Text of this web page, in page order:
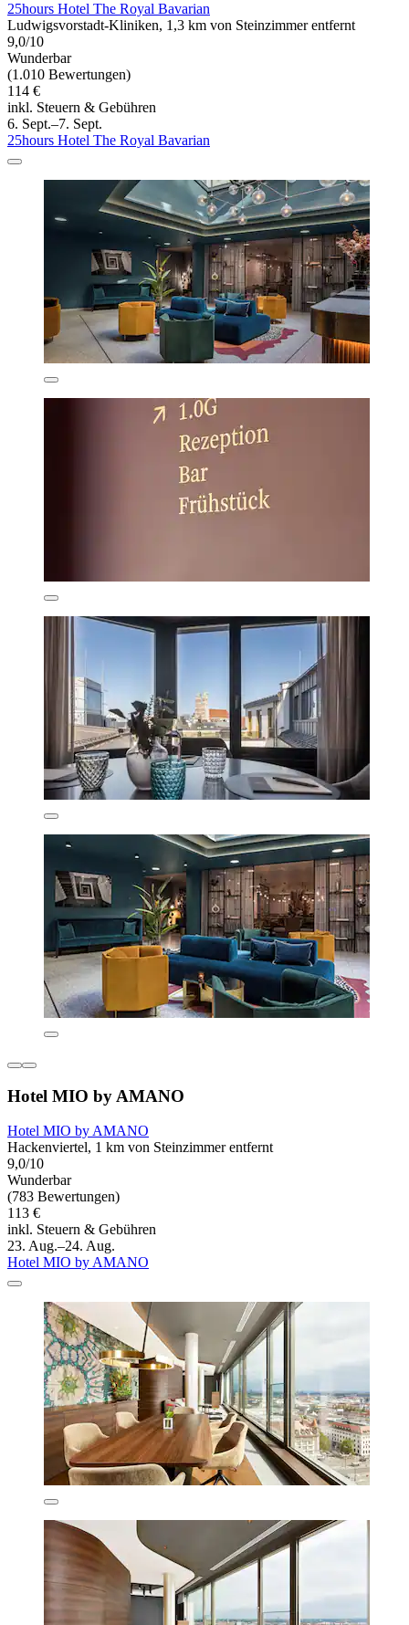
25hours Hotel The Royal Bavarian
Ludwigsvorstadt-Kliniken, 1,3 km von Steinzimmer entfernt
9,0/10
Wunderbar
(1.010 Bewertungen)
114 €
inkl. Steuern & Gebühren
6. Sept.–7. Sept.
25hours Hotel The Royal Bavarian
Hotel MIO by AMANO
Hotel MIO by AMANO
Hackenviertel, 1 km von Steinzimmer entfernt
9,0/10
Wunderbar
(783 Bewertungen)
113 €
inkl. Steuern & Gebühren
23. Aug.–24. Aug.
Hotel MIO by AMANO